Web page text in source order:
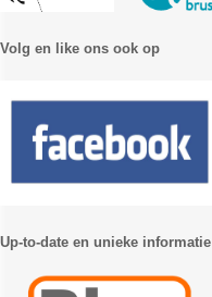
Volg en like ons ook op
Up-to-date en unieke informatie